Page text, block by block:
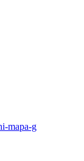
mapa-g